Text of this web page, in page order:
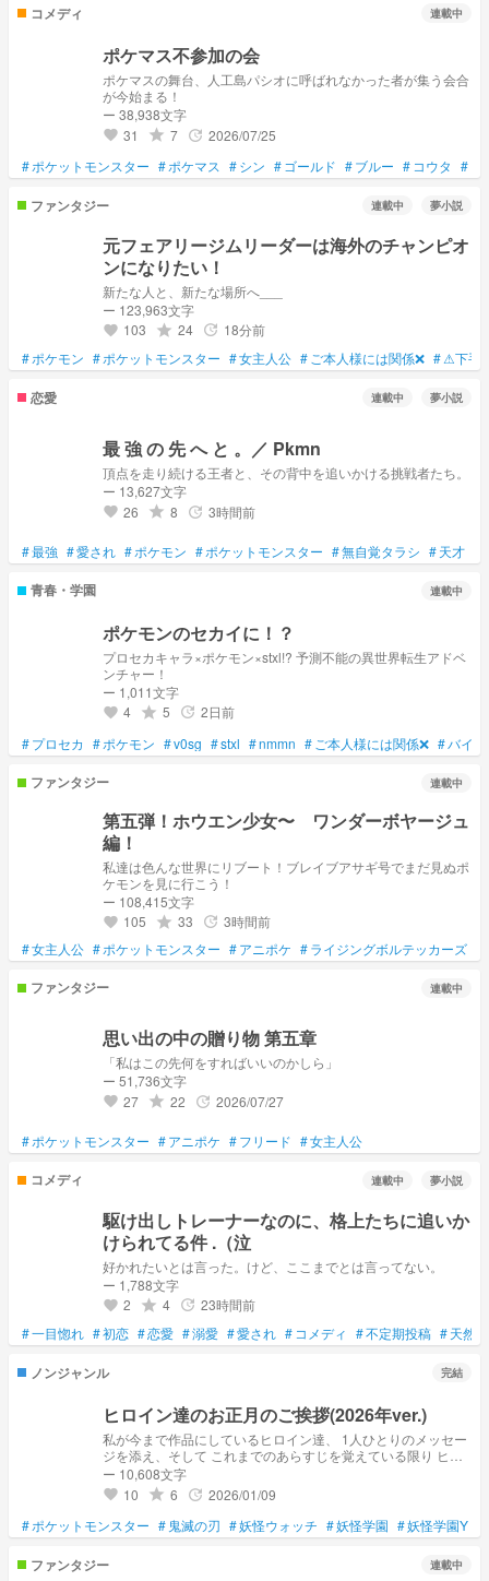
コメディ 連載中
ポケマス不参加の会
ポケマスの舞台、人工島パシオに呼ばれなかった者が集う会合
が今始まる！
ー 38,938文字
favorite 31 grade 7 update 2026/07/25
#ポケットモンスター #ポケマス #シン #ゴールド #ブルー # コウタ #
ファンタジー 連載中 夢小説
元フェアリージムリーダーは海外のチャンピオ
ンになりたい！
新たな人と、新たな場所へ___
ー 123,963文字
favorite 103 grade 24 update 18分前
#ポケモン #ポケットモンスター #女主人公 #ご本人様には関係❌ #⚠下手
恋愛 連載中 夢小説
最 強 の 先 へ と 。／ Pkmn
頂点を走り続ける王者と、その背中を追いかける挑戦者たち。
ー 13,627文字
favorite 26 grade 8 update 3時間前
#最強 #愛され #ポケモン #ポケットモンスター #無自覚タラシ #天才
青春・学園 連載中
ポケモンのセカイに！？
プロセカキャラ×ポケモン×stxl!? 予測不能の異世界転生アドベ
ンチャー！
ー 1,011文字
favorite 4 grade 5 update 2日前
#プロセカ #ポケモン #v0sg #stxl #nmmn # ご本人様には関係❌ #バイ
ファンタジー 連載中
第五弾！ホウエン少女〜 ワンダーボヤージュ
編！
私達は色んな世界にリブート！ブレイブアサギ号でまだ見ぬポ
ケモンを見に行こう！
ー 108,415文字
favorite 105 grade 33 update 3時間前
#女主人公 #ポケットモンスター #アニポケ #ライジングボルテッカーズ
ファンタジー 連載中
思い出の中の贈り物 第五章
「私はこの先何をすればいいのかしら」
ー 51,736文字
favorite 27 grade 22 update 2026/07/27
#ポケットモンスター #アニポケ #フリード #女主人公
コメディ 連載中 夢小説
駆け出しトレーナーなのに、格上たちに追いか
けられてる件 .（泣
好かれたいとは言った。けど、ここまでとは言ってない。
ー 1,788文字
favorite 2 grade 4 update 23時間前
#一目惚れ #初恋 #恋愛 #溺愛 #愛され # コメディ #不定期投稿 #天然
ノンジャンル 完結
ヒロイン達のお正月のご挨拶(2026年ver.)
私が今まで作品にしているヒロイン達、 1人ひとりのメッセー
ジを添え、そして これまでのあらすじを覚えている限り ヒロ
イン達に語ってもらいます。 興味がある方は是非ご覧下さ
い。 【ヒロイン一覧】 《美月ツバサ)
https://novel.prcm.jp/novel/Ql85ZpwQeorsGDpskj17 《アイド
ルを目指す少女はYSP能力者》より (朝日奈陽葵)
https://novel.prcm.jp/novel/qXlIFyTtTKs84ha6fhVY 《炎柱の継
https://novel.prcm.jp/novel/2P4umPCaxAquamesBOY5 《レッ
ー 10,608文字
favorite 10 grade 6 update 2026/01/09
#ポケットモンスター # 鬼滅の刃 #妖怪ウォッチ #妖怪学園 #妖怪学園Y
ファンタジー 連載中